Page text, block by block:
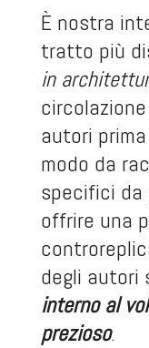
È nostra
tratto più
in
autori
modo da
specifici
offrire una
degli autori
interno al
prezioso.